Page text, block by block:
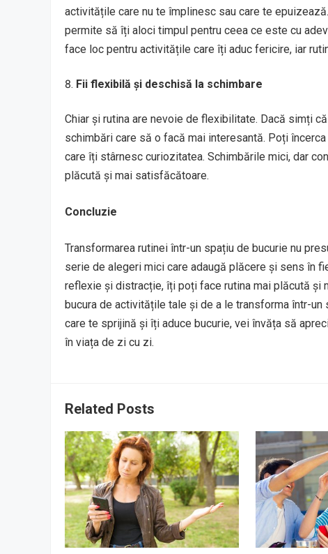
activitățile care nu te împlinesc sau care te
permite să îți aloci timpul pentru ceea ce este cu
face loc pentru activitățile care îți aduc fericire, iar
Fii flexibilă și deschisă la schimbare
Chiar și rutina are nevoie de flexibilitate. Dacă simți
schimbări care să o facă mai interesantă. Poți
care îți stârnesc curiozitatea. Schimbările mici, dar
plăcută și mai satisfăcătoare.
Concluzie
Transformarea rutinei într-un spațiu de bucurie nu
serie de alegeri mici care adaugă plăcere și sens în
reflexie și distracție, îți poți face rutina mai plăcută și
bucura de activitățile tale și de a le transforma într-
care te sprijină și îți aduce bucurie, vei învăța să
în viața de zi cu zi.
Related Posts